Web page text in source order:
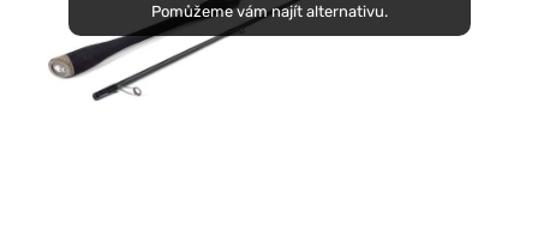
Pomůžeme vám najít alternativu.